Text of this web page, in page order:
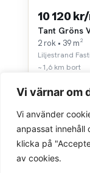
Vi värnar om
Vi använder
anpassat innehåll
klicka på
av cookies.
10 120
Tant Gröns
2 rok • 39 m²
Liljestrand
~1,6 km bort